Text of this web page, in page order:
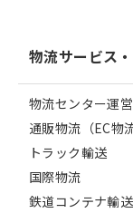
物流サービス
物流センター運営
通販物流（EC物流
トラック輸送
国際物流
鉄道コンテナ輸送